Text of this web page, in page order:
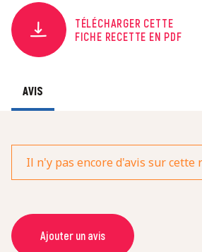
TÉLÉCHARGER CETTE
FICHE RECETTE EN PDF
AVIS
Il n'y pas encore d'avis sur cette
Ajouter un avis
NOM *